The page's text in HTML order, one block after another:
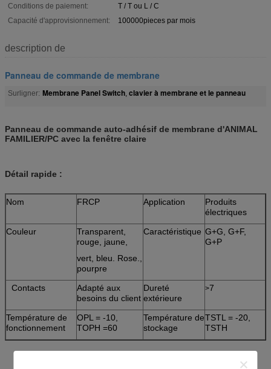
Conditions de paiement:
T / T ou L / C
Capacité d'approvisionnement:
100000pieces par mois
description de
Panneau de commande de membrane
Surligner: Membrane Panel Switch, clavier à membrane et le panneau
Panneau de commande auto-adhésif de membrane d'ANIMAL
FAMILIER/PC avec la fenêtre claire
Détail rapide :
Nom FRCP Application
Produits
électriques
Couleur
Transparent,
rouge, jaune,
vert, bleu. Rose.,
pourpre
Caractéristique G+G, G+F,
G+P
Contacts
Adapté aux
besoins du client
Dureté
extérieure
>7
Température de
fonctionnement
OPL = -10,
TOPH =60
Température de
stockage
TSTL = -20,
TSTH